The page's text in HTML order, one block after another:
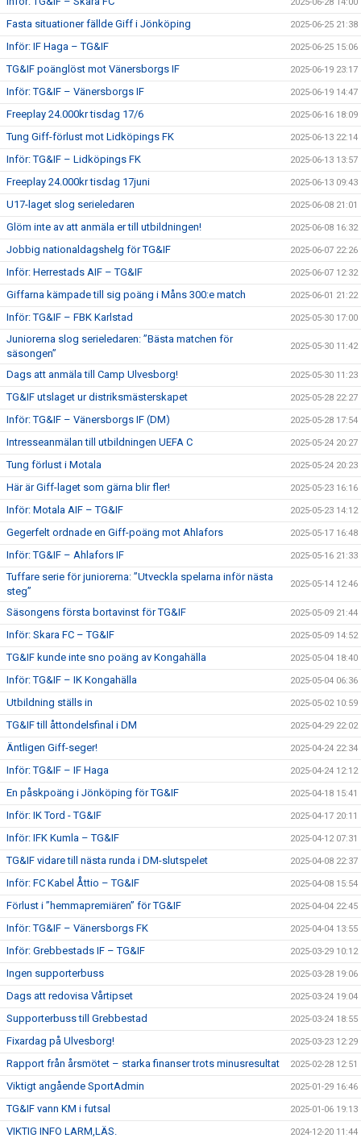
Fasta situationer fällde Giff i Jönköping 2025-06-25 21:38
Inför: IF Haga – TG&IF 2025-06-25 15:06
TG&IF poänglöst mot Vänersborgs IF 2025-06-19 23:17
Inför: TG&IF – Vänersborgs IF 2025-06-19 14:47
Freeplay 24.000kr tisdag 17/6 2025-06-16 18:09
Tung Giff-förlust mot Lidköpings FK 2025-06-13 22:14
Inför: TG&IF – Lidköpings FK 2025-06-13 13:57
Freeplay 24.000kr tisdag 17juni 2025-06-13 09:43
U17-laget slog serieledaren 2025-06-08 21:01
Glöm inte av att anmäla er till utbildningen! 2025-06-08 16:32
Jobbig nationaldagshelg för TG&IF 2025-06-07 22:26
Inför: Herrestads AIF – TG&IF 2025-06-07 12:32
Giffarna kämpade till sig poäng i Måns 300:e match 2025-06-01 21:22
Inför: TG&IF – FBK Karlstad 2025-05-30 17:00
Juniorerna slog serieledaren: ”Bästa matchen för
säsongen”
2025-05-30 11:42
Dags att anmäla till Camp Ulvesborg! 2025-05-30 11:23
TG&IF utslaget ur distriksmästerskapet 2025-05-28 22:27
Inför: TG&IF – Vänersborgs IF (DM) 2025-05-28 17:54
Intresseanmälan till utbildningen UEFA C 2025-05-24 20:27
Tung förlust i Motala 2025-05-24 20:23
Här är Giff-laget som gärna blir fler! 2025-05-23 16:16
Inför: Motala AIF – TG&IF 2025-05-23 14:12
Gegerfelt ordnade en Giff-poäng mot Ahlafors 2025-05-17 16:48
Inför: TG&IF – Ahlafors IF 2025-05-16 21:33
Tuffare serie för juniorerna: ”Utveckla spelarna inför nästa
steg”
2025-05-14 12:46
Säsongens första bortavinst för TG&IF 2025-05-09 21:44
Inför: Skara FC – TG&IF 2025-05-09 14:52
TG&IF kunde inte sno poäng av Kongahälla 2025-05-04 18:40
Inför: TG&IF – IK Kongahälla 2025-05-04 06:36
Utbildning ställs in 2025-05-02 10:59
TG&IF till åttondelsfinal i DM 2025-04-29 22:02
Äntligen Giff-seger! 2025-04-24 22:34
Inför: TG&IF – IF Haga 2025-04-24 12:12
En påskpoäng i Jönköping för TG&IF 2025-04-18 15:41
Inför: IK Tord - TG&IF 2025-04-17 20:11
Inför: IFK Kumla – TG&IF 2025-04-12 07:31
TG&IF vidare till nästa runda i DM-slutspelet 2025-04-08 22:37
Inför: FC Kabel Åttio – TG&IF 2025-04-08 15:54
Förlust i ”hemmapremiären” för TG&IF 2025-04-04 22:45
Inför: TG&IF – Vänersborgs FK 2025-04-04 13:55
Inför: Grebbestads IF – TG&IF 2025-03-29 10:12
Ingen supporterbuss 2025-03-28 19:06
Dags att redovisa Vårtipset 2025-03-24 19:04
Supporterbuss till Grebbestad 2025-03-24 18:55
Fixardag på Ulvesborg! 2025-03-23 12:29
Rapport från årsmötet – starka finanser trots minusresultat 2025-02-28 12:51
Viktigt angående SportAdmin 2025-01-29 16:46
TG&IF vann KM i futsal 2025-01-06 19:13
VIKTIG INFO LARM,LÄS. 2024-12-20 11:44